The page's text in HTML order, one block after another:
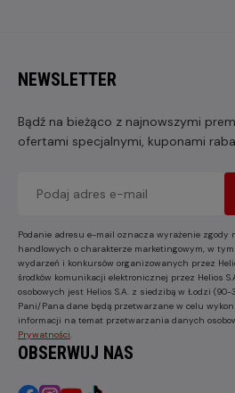
NEWSLETTER
Bądź na bieżąco z najnowszymi
ofertami specjalnymi, kuponami
Podanie adresu e-mail oznacza wyrażenie
handlowych o charakterze marketingowym, w
wydarzeń i konkursów organizowanych przez
środków komunikacji elektronicznej przez Helios
osobowych jest Helios S.A. z siedzibą w Łodzi
Pani/Pana dane będą przetwarzane w celu
informacji na temat przetwarzania danych
Prywatności
OBSERWUJ NAS